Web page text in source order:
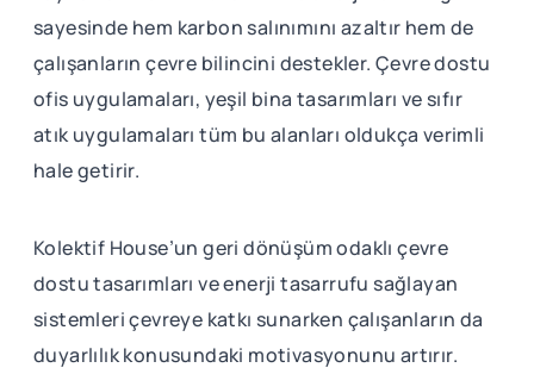
sayesinde hem karbon salınımını azaltır hem de
çalışanların çevre bilincini destekler. Çevre dostu
ofis uygulamaları, yeşil bina tasarımları ve sıfır
atık uygulamaları tüm bu alanları oldukça verimli
hale getirir.
Kolektif House’un geri dönüşüm odaklı çevre
dostu tasarımları ve enerji tasarrufu sağlayan
sistemleri çevreye katkı sunarken çalışanların da
duyarlılık konusundaki motivasyonunu artırır.